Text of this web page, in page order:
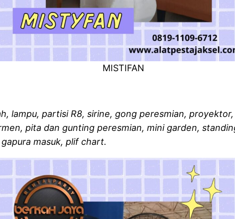
MISTIFAN
lampu, partisi R8, sirine, gong peresmian,
pita dan gunting peresmian, mini garden,
masuk, plif chart.